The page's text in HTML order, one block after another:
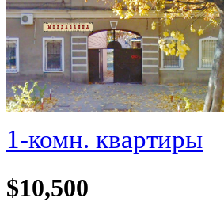
1-комн. квартиры
$10,500